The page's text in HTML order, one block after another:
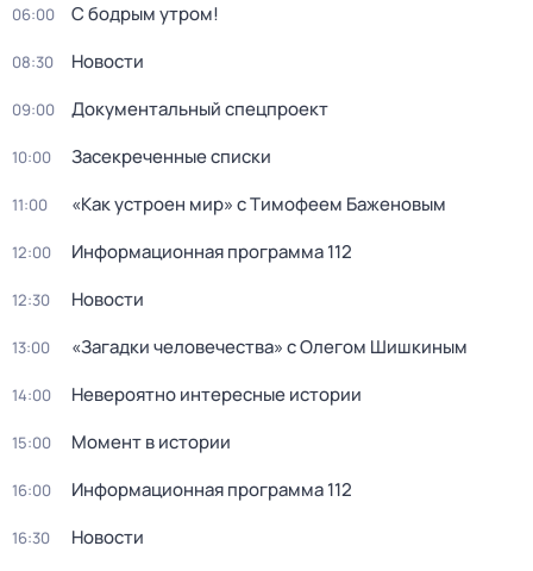
06:00 С бодрым утром!
08:30 Новости
09:00 Документальный спецпроект
10:00 Зaceкрeченные списки
11:00 «Как устроен мир» с Тимофеем Баженовым
12:00 Информационная программа 112
12:30 Новости
13:00 «Загадки человечества» с Олегом Шишкиным
14:00 Невероятно интересные истории
15:00 Момент в истории
16:00 Информационная программа 112
16:30 Новости